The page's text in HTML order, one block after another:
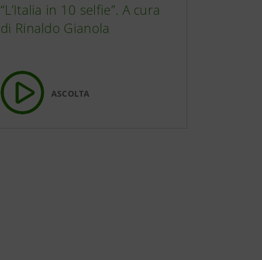
“L’Italia in 10 selfie”. A cura
di Rinaldo Gianola
ASCOLTA